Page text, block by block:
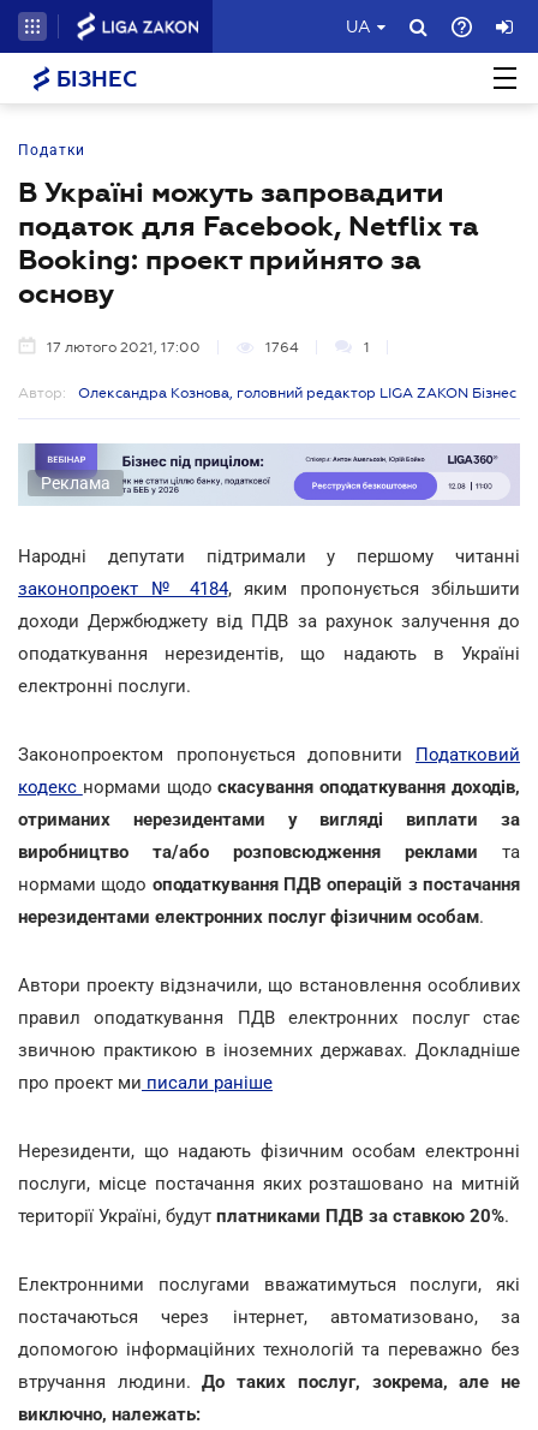
UA
БІЗНЕС
Податки
В Україні можуть запровадити
податок для Facebook, Netflix та
Booking: проект прийнято за
основу
17 лютого 2021, 17:00 1764 1
Автор: Олександра Кознова, головний редактор LIGA ZAKON Бізнес
Реклама
Народні депутати підтримали у першому читанні
законопроект № 4184, яким пропонується збільшити
доходи Держбюджету від ПДВ за рахунок залучення до
оподаткування нерезидентів, що надають в Україні
електронні послуги.
Законопроектом пропонується доповнити Податковий
кодекс нормами щодоскасування оподаткування доходів,
отриманих нерезидентами у вигляді виплати за
виробництво та/або розповсюдження реклами та
нормами щодо оподаткування ПДВ операцій з постачання
нерезидентами електронних послуг фізичним особам.
Автори проекту відзначили, що встановлення особливих
правил оподаткування ПДВ електронних послуг стає
звичною практикою в іноземних державах. Докладніше
про проект ми писали раніше
Нерезиденти, що надають фізичним особам електронні
послуги, місце постачання яких розташовано на митній
території Україні, будут платниками ПДВ за ставкою 20%.
Електронними послугами вважатимуться послуги, які
постачаються через інтернет, автоматизовано, за
допомогою інформаційних технологій та переважно без
втручання людини.До таких послуг, зокрема, але не
виключно, належать: